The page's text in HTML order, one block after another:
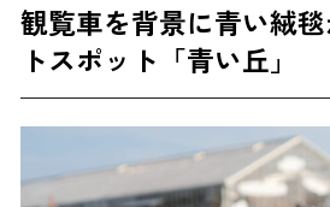
観覧車を背景に青い絨
トスポット「青い丘」